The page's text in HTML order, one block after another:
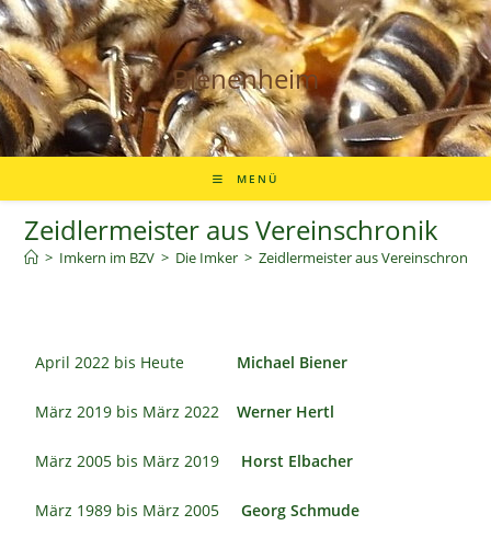
Bienenheim
MENÜ
Zeidlermeister aus Vereinschronik
> Imkern im BZV > Die Imker > Zeidlermeister aus Vereinschronik
April 2022 bis Heute Michael Biener
März 2019 bis März 2022 Werner Hertl
März 2005 bis März 2019 Horst Elbacher
März 1989 bis März 2005Georg Schmude